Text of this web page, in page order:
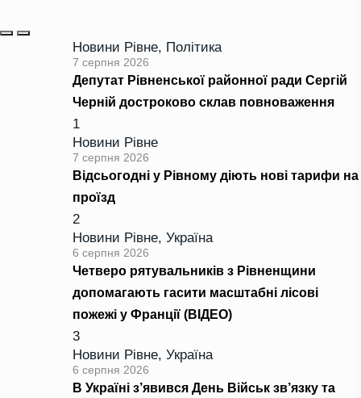
Новини Рівне, Політика
7 серпня 2026
Депутат Рівненської районної ради Сергій
Черній достроково склав повноваження
1
Новини Рівне
7 серпня 2026
Відсьогодні у Рівному діють нові тарифи на
проїзд
2
Новини Рівне, Україна
6 серпня 2026
Четверо рятувальників з Рівненщини
допомагають гасити масштабні лісові
пожежі у Франції (ВІДЕО)
3
Новини Рівне, Україна
6 серпня 2026
В Україні з’явився День Військ зв’язку та